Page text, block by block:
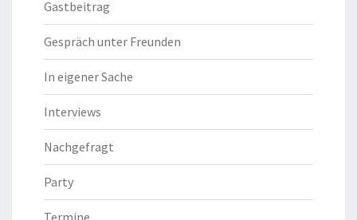
Gastbeitrag
Gespräch unter Freunden
In eigener Sache
Interviews
Nachgefragt
Party